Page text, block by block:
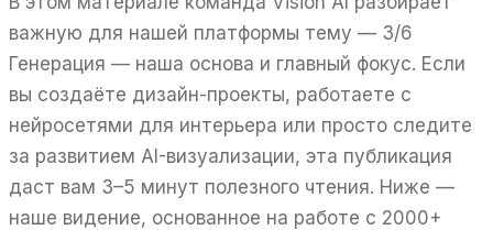
важную для нашей платформы тему — 3/6
Генерация — наша основа и главный фокус. Если
вы создаёте дизайн-проекты, работаете с
нейросетями для интерьера или просто следите
за развитием AI-визуализации, эта публикация
даст вам 3–5 минут полезного чтения. Ниже —
наше видение, основанное на работе с 2000+